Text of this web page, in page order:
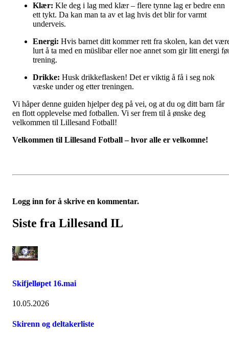
Klær: Kle deg i lag med klær – flere tynne lag er bedre enn
ett tykt. Da kan man ta av et lag hvis det blir for varmt
underveis.
Energi: Hvis barnet ditt kommer rett fra skolen, kan det
lurt å ta med en müslibar eller noe annet som gir litt energi
trening.
Drikke: Husk drikkeflasken! Det er viktig å få i seg nok
væske under og etter treningen.
Vi håper denne guiden hjelper deg på vei, og at du og ditt barn får
en flott opplevelse med fotballen. Vi ser frem til å ønske deg
velkommen til Lillesand Fotball!
Velkommen til Lillesand Fotball – hvor alle er velkomne!
Logg inn for å skrive en kommentar.
Siste fra Lillesand IL
Skifjelløpet 16.mai
10.05.2026
Skirenn og deltakerliste